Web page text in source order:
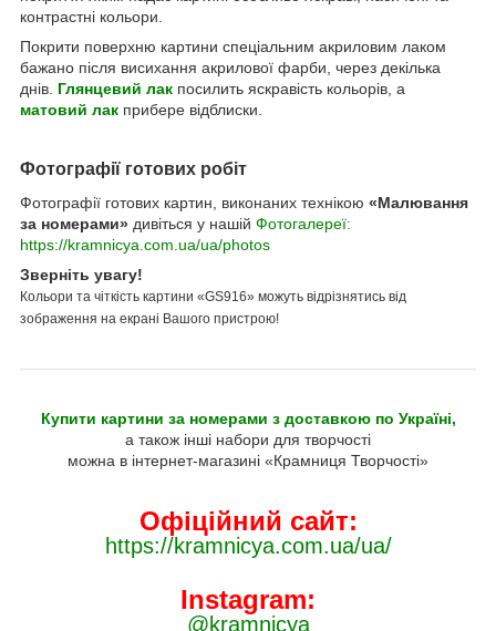
контрастні кольори.
Покрити поверхню картини спеціальним акриловим лаком
бажано після висихання акрилової фарби, через декілька
днів. Глянцевий лак посилить яскравість кольорів, а
матовий лак прибере відблиски.
Фотографії готових робіт
Фотографії готових картин, виконаних технікою «Малювання
за номерами» дивіться у нашій Фотогалереї:
https://kramnicya.com.ua/ua/photos
Зверніть увагу!
Кольори та чіткість картини «GS916» можуть відрізнятись від
зображення на екрані Вашого пристрою!
Купити картини за номерами з доставкою по Україні,
а також інші набори для творчості
можна в інтернет-магазині «Крамниця Творчості»
Офіційний сайт:
https://kramnicya.com.ua/ua/
Instagram:
@kramnicya